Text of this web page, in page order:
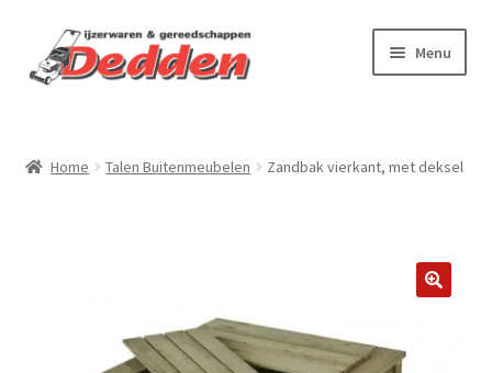
door
naar
Menu
Virtuele tour
Home Talen Buitenmeubelen Zandbak vierkant, met deksel